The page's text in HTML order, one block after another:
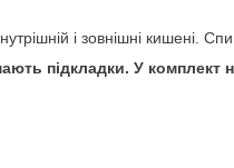
і зовнішні кишені.
підкладки. У комплект